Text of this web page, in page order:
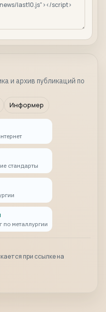
и архив публикаций по
Информер
стандарты
по металлургии
при ссылке на